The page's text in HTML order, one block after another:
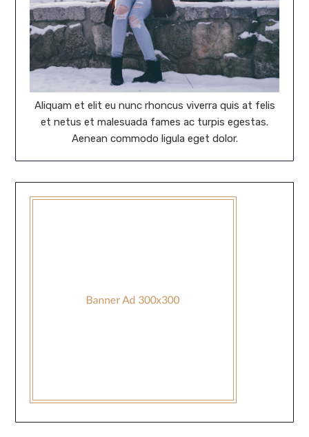
Aliquam et elit eu nunc rhoncus viverra quis at felis
et netus et malesuada fames ac turpis egestas.
Aenean commodo ligula eget dolor.